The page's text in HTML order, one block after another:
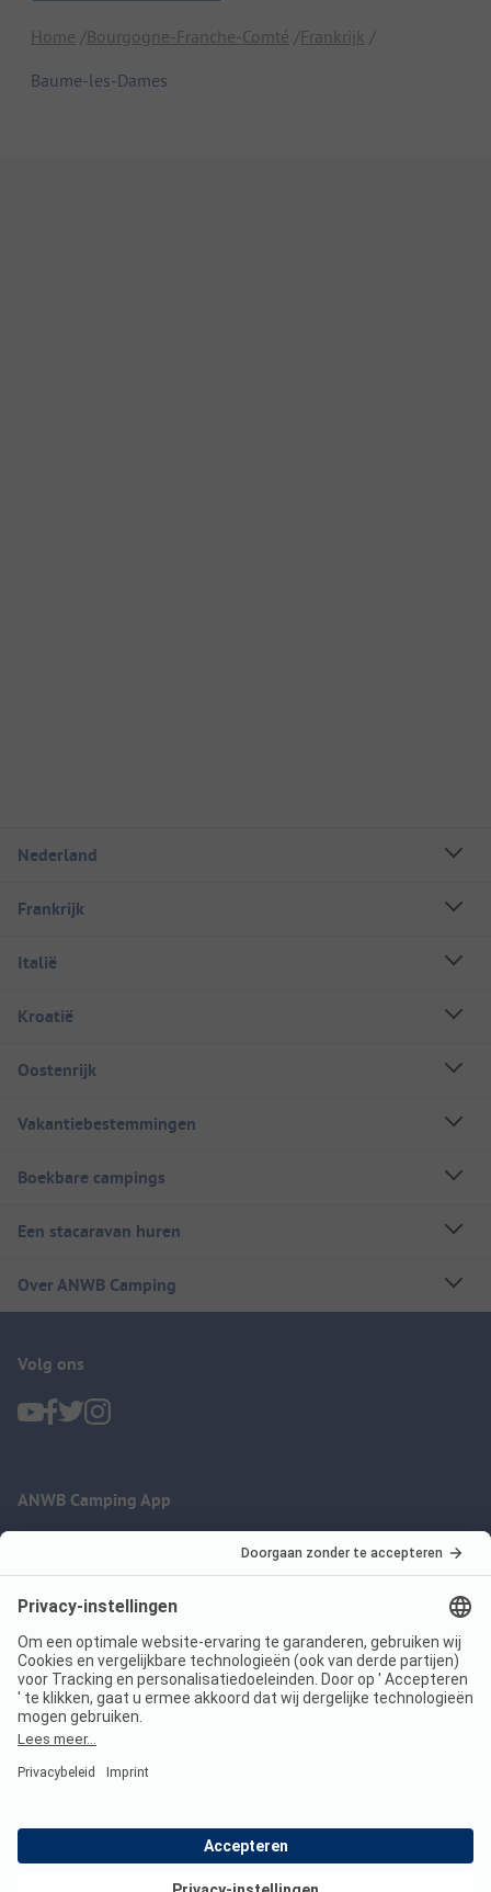
Home Bourgogne-Franche-Comté
Frankrijk
Baume-les-Dames
Nederland
Frankrijk
Italië
Kroatië
Oostenrijk
Vakantiebestemmingen
Boekbare campings
Een stacaravan huren
Over ANWB Camping
Volg ons
ANWB Camping App
Imprint
Jouw privacy
Voorwaarden
Wet digitale diensten